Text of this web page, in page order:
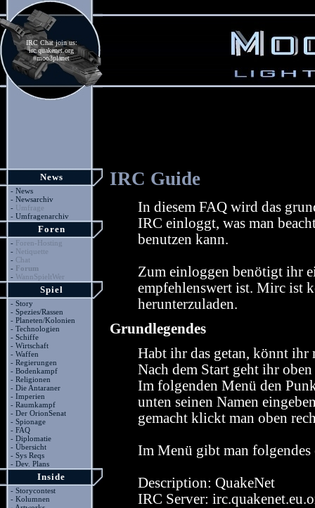
IRC Chat join us:
irc.quakenet.org
#moo3planet
News
- News
- Newsarchiv
- Umfrage
- Umfragenarchiv
Foren
- Foren-Hosting
- Netiquette
- Chat
- Forum
- WannSpieltWer
Spiel
- Story
- Spezies/Rassen
- Planeten/Kolonien
- Technologien
- Schiffe
- Wirtschaft
- Waffen
- Regierungen
- Bodenkampf
- Religionen
- Die Antaraner
- Imperien
- Raumkampf
- Der OrionSenat
- Spionage
- FAQ
- Diplomatie
- Übersicht
- Sys Reqs
- Dev. Plans
Inside
- Storycontest
- Kolumnen
IRC Guide
In diesem FAQ wird das
IRC einloggt, was man
benutzen kann.
Zum einloggen benötigt ihr
empfehlenswert ist. Mirc ist
herunterzuladen.
Grundlegendes
Habt ihr das getan, könnt ihr
Nach dem Start geht ihr
Im folgenden Menü den
unten seinen Namen
gemacht klickt man oben
Im Menü gibt man folgendes
Description: QuakeNet
IRC Server: